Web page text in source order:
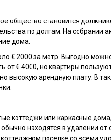
общество становится
по долгам. На собрании
дома.
€ 2000 за метр. Выгодно
от € 4000, но квартиры
высокую арендную плату. В
коттеджи или каркасные дома,
находятся в удалении от
поселке со всеми